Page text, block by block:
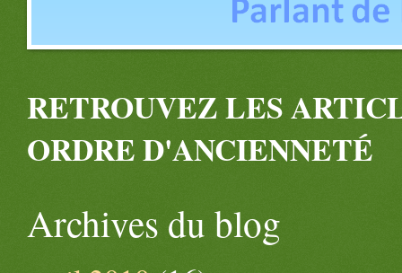
RETROUVEZ LES
ORDRE D'ANCIENNETÉ
Archives du blog